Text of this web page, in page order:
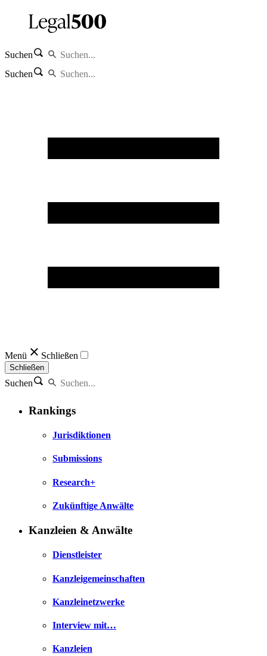
Suchen
Suchen
Menü Schließen
Schließen
Suchen
Rankings
Jurisdiktionen
Submissions
Research+
Zukünftige Anwälte
Kanzleien & Anwälte
Dienstleister
Kanzleigemeinschaften
Kanzleinetzwerke
Interview mit…
Kanzleien